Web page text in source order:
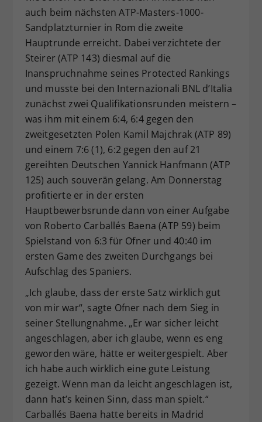
auch beim nächsten ATP-Masters-1000-
Sandplatzturnier in Rom die zweite
Hauptrunde erreicht. Dabei verzichtete der
Steirer (ATP 143) diesmal auf die
Inanspruchnahme seines Protected Rankings
und musste bei den Internazionali BNL d’Italia
zunächst zwei Qualifikationsrunden meistern –
was ihm mit einem 6:4, 6:4 gegen den
zweitgesetzten Polen Kamil Majchrak (ATP 89)
und einem 7:6 (1), 6:2 gegen den auf 21
gereihten Deutschen Yannick Hanfmann (ATP
125) auch souverän gelang. Am Donnerstag
profitierte er in der ersten
Hauptbewerbsrunde dann von einer Aufgabe
von Roberto Carballés Baena (ATP 59) beim
Spielstand von 6:3 für Ofner und 40:40 im
ersten Game des zweiten Durchgangs bei
Aufschlag des Spaniers.
„Ich glaube, dass der erste Satz wirklich gut
von mir war“, sagte Ofner nach dem Sieg in
seiner Stellungnahme. „Er war sicher leicht
angeschlagen, aber ich glaube, wenn es eng
geworden wäre, hätte er weitergespielt. Aber
ich habe auch wirklich eine gute Leistung
gezeigt. Wenn man da leicht angeschlagen ist,
dann hat’s keinen Sinn, dass man spielt.“
Carballés Baena hatte bereits in Madrid
Zweck
Dieser Wert speichert Ihre Consent-
Einstellungen. Unter anderem eine
zufällig generierte ID, für die
historische Speicherung Ihrer
vorgenommen Einstellungen, falls der
Webseiten-Betreiber dies eingestellt
hat.